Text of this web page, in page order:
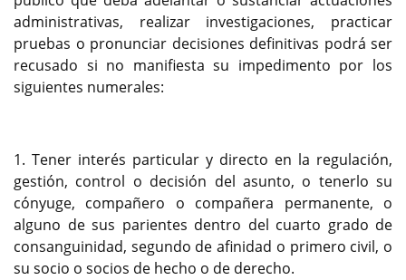
administrativas, realizar investigaciones, practicar
pruebas o pronunciar decisiones definitivas podrá ser
recusado si no manifiesta su impedimento por los
siguientes numerales:
1. Tener interés particular y directo en la regulación,
gestión, control o decisión del asunto, o tenerlo su
cónyuge, compañero o compañera permanente, o
alguno de sus parientes dentro del cuarto grado de
consanguinidad, segundo de afinidad o primero civil, o
su socio o socios de hecho o de derecho.